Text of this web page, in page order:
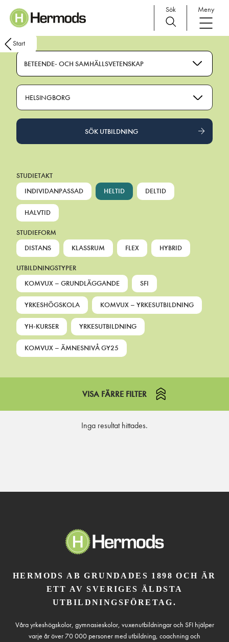
Main Navigation
Sök Meny
Start
BETEENDE- OCH SAMHÄLLSVETENSKAP
HELSINGBORG
SÖK UTBILDNING
STUDIETAKT
INDIVIDANPASSAD
HELTID DELTID
HALVTID
STUDIEFORM
DISTANS
KLASSRUM FLEX HYBRID
UTBILDNINGSTYPER
KOMVUX – GRUNDLÄGGANDE
SFI
YRKESHÖGSKOLA KOMVUX – YRKESUTBILDNING
YH-KURSER YRKESUTBILDNING
KOMVUX – ÄMNESNIVÅ GY25
VISA FÄRRE FILTER
Inga resultat hittades.
HERMODS AB GRUNDADES 1898 OCH ÄR
ETT AV SVERIGES ÄLDSTA
UTBILDNINGSFÖRETAG.
Våra yrkeshögskolor, gymnasieskolor, vuxenutbildningar och SFI hjälper
varje år över 70 000 personer med utbildning, coachning och